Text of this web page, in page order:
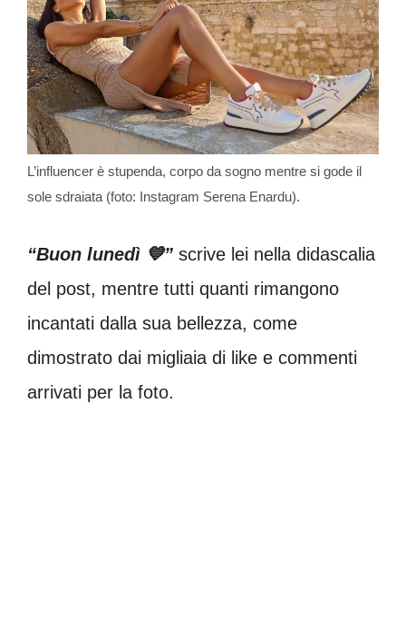
L’influencer è stupenda, corpo da sogno mentre si gode il
sole sdraiata (foto: Instagram Serena Enardu).
“Buon lunedì 💙” scrive lei nella didascalia
del post, mentre tutti quanti rimangono
incantati dalla sua bellezza, come
dimostrato dai migliaia di like e commenti
arrivati per la foto.